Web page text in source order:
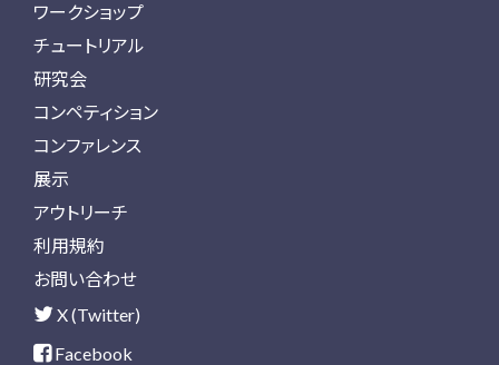
ワークショップ
チュートリアル
研究会
コンペティション
コンファレンス
展示
アウトリーチ
利用規約
お問い合わせ
X (Twitter)
Facebook